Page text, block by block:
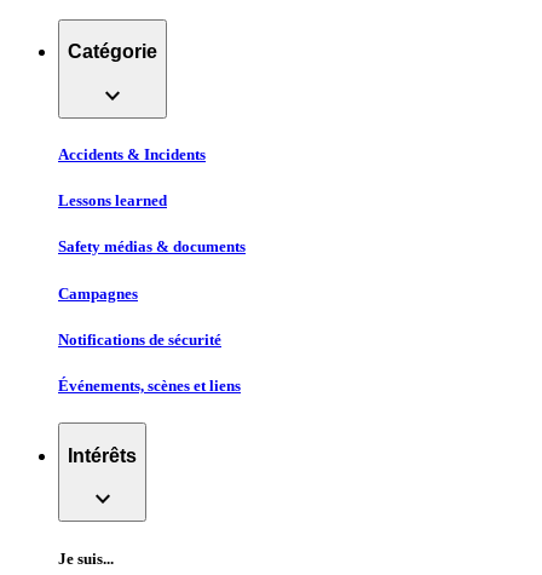
Catégorie
expand_more
Accidents & Incidents
Lessons learned
Safety médias & documents
Campagnes
Notifications de sécurité
Événements, scènes et liens
Intérêts
expand_more
Je suis...